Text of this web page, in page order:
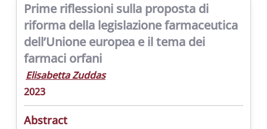
Prime riflessioni sulla proposta di
riforma della legislazione farmaceutica
dell’Unione europea e il tema dei
farmaci orfani
Elisabetta Zuddas
2023
Abstract